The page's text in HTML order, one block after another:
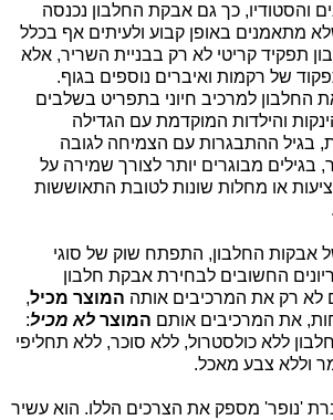
והסטודיו, כך גם אבקת החלבון נכנסה
מתאמנים באופן קבוע ולעיתים אף בכלל
תפקיד קריטי לא רק בבניית השריר, אלא
של רקמות ואיברים נוספים בגוף.
החלבון למרכיב חיוני בתפריט בשלבים
והילדות המוקדמת עם הגדילה
בגיל ההתבגרות עם הצמיחה לגובה
בגילים מבוגרים יותר לצורך שמירה על
או מחלות שונות לטובת התאוששות
אבקות החלבון, התפתח שוק של סוגי
החשובים לבחירת אבקת חלבון
לא רק את המרכיבים אותה המוצר מכיל,
את המרכיבים אותם המוצר לא מכיל:
ללא כולסטרול, ללא סוכר, ללא תחליפי
וללא צבע מאכל.
'נופר' מספק את הצרכים הללו. הוא עשיר